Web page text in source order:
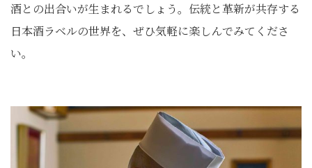
酒との出合いが生まれるでしょう。伝統と革新が共存する
日本酒ラベルの世界を、ぜひ気軽に楽しんでみてくださ
い。